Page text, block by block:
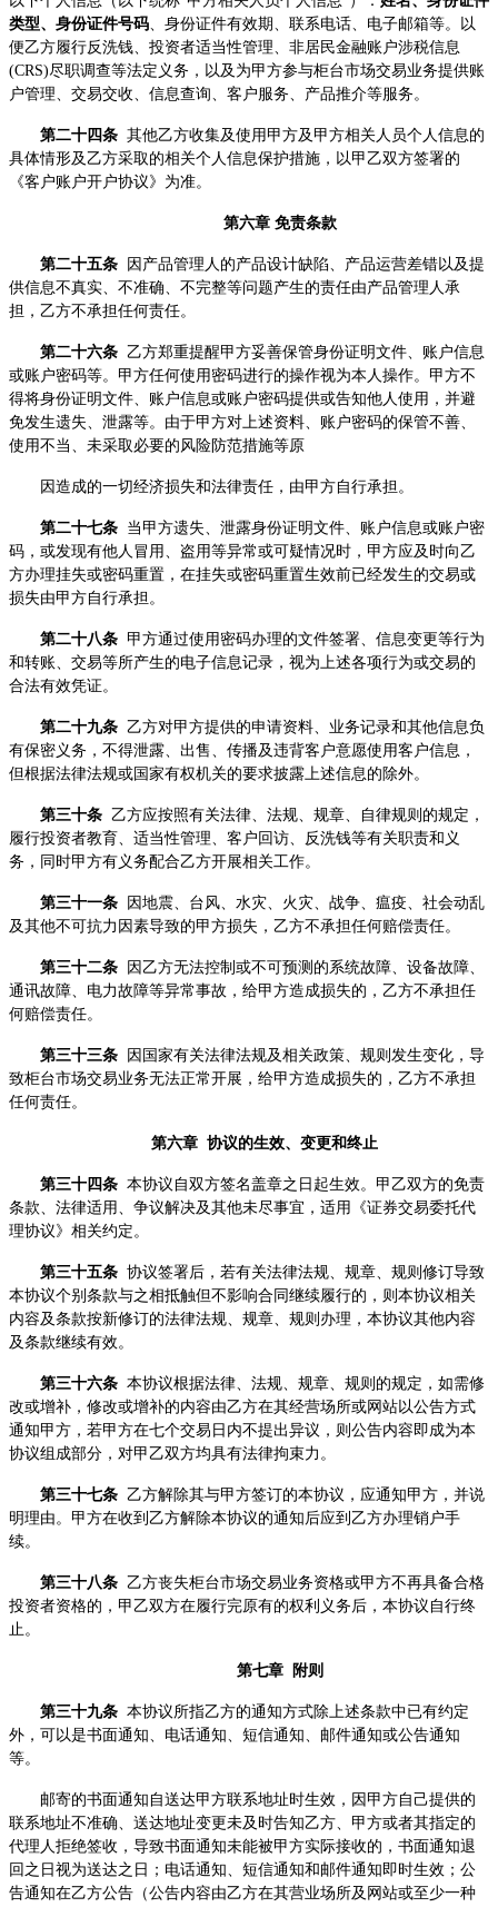
类型、身份证件号码、身份证件有效期、联系电话、电子邮箱等。以
便乙方履行反洗钱、投资者适当性管理、非居民金融账户涉税信息
(CRS)尽职调查等法定义务，以及为甲方参与柜台市场交易业务提供账
户管理、交易交收、信息查询、客户服务、产品推介等服务。
第二十四条 其他乙方收集及使用甲方及甲方相关人员个人信息的
具体情形及乙方采取的相关个人信息保护措施，以甲乙双方签署的
《客户账户开户协议》为准。
第六章 免责条款
第二十五条 因产品管理人的产品设计缺陷、产品运营差错以及提
供信息不真实、不准确、不完整等问题产生的责任由产品管理人承
担，乙方不承担任何责任。
第二十六条 乙方郑重提醒甲方妥善保管身份证明文件、账户信息
或账户密码等。甲方任何使用密码进行的操作视为本人操作。甲方不
得将身份证明文件、账户信息或账户密码提供或告知他人使用，并避
免发生遗失、泄露等。由于甲方对上述资料、账户密码的保管不善、
使用不当、未采取必要的风险防范措施等原
因造成的一切经济损失和法律责任，由甲方自行承担。
第二十七条 当甲方遗失、泄露身份证明文件、账户信息或账户密
码，或发现有他人冒用、盗用等异常或可疑情况时，甲方应及时向乙
方办理挂失或密码重置，在挂失或密码重置生效前已经发生的交易或
损失由甲方自行承担。
第二十八条 甲方通过使用密码办理的文件签署、信息变更等行为
和转账、交易等所产生的电子信息记录，视为上述各项行为或交易的
合法有效凭证。
第二十九条 乙方对甲方提供的申请资料、业务记录和其他信息负
有保密义务，不得泄露、出售、传播及违背客户意愿使用客户信息，
但根据法律法规或国家有权机关的要求披露上述信息的除外。
第三十条 乙方应按照有关法律、法规、规章、自律规则的规定，
履行投资者教育、适当性管理、客户回访、反洗钱等有关职责和义
务，同时甲方有义务配合乙方开展相关工作。
第三十一条 因地震、台风、水灾、火灾、战争、瘟疫、社会动乱
及其他不可抗力因素导致的甲方损失，乙方不承担任何赔偿责任。
第三十二条 因乙方无法控制或不可预测的系统故障、设备故障、
通讯故障、电力故障等异常事故，给甲方造成损失的，乙方不承担任
何赔偿责任。
第三十三条 因国家有关法律法规及相关政策、规则发生变化，导
致柜台市场交易业务无法正常开展，给甲方造成损失的，乙方不承担
任何责任。
第六章 协议的生效、变更和终止
第三十四条 本协议自双方签名盖章之日起生效。甲乙双方的免责
条款、法律适用、争议解决及其他未尽事宜，适用《证券交易委托代
理协议》相关约定。
第三十五条 协议签署后，若有关法律法规、规章、规则修订导致
本协议个别条款与之相抵触但不影响合同继续履行的，则本协议相关
内容及条款按新修订的法律法规、规章、规则办理，本协议其他内容
及条款继续有效。
第三十六条 本协议根据法律、法规、规章、规则的规定，如需修
改或增补，修改或增补的内容由乙方在其经营场所或网站以公告方式
通知甲方，若甲方在七个交易日内不提出异议，则公告内容即成为本
协议组成部分，对甲乙双方均具有法律拘束力。
第三十七条 乙方解除其与甲方签订的本协议，应通知甲方，并说
明理由。甲方在收到乙方解除本协议的通知后应到乙方办理销户手
续。
第三十八条 乙方丧失柜台市场交易业务资格或甲方不再具备合格
投资者资格的，甲乙双方在履行完原有的权利义务后，本协议自行终
止。
第七章 附则
第三十九条 本协议所指乙方的通知方式除上述条款中已有约定
外，可以是书面通知、电话通知、短信通知、邮件通知或公告通知
等。
邮寄的书面通知自送达甲方联系地址时生效，因甲方自己提供的
联系地址不准确、送达地址变更未及时告知乙方、甲方或者其指定的
代理人拒绝签收，导致书面通知未能被甲方实际接收的，书面通知退
回之日视为送达之日；电话通知、短信通知和邮件通知即时生效；公
告通知在乙方公告（公告内容由乙方在其营业场所及网站或至少一种